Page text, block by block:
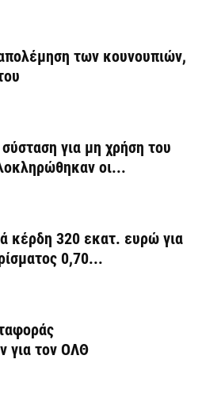
των κουνουπιών,
για μη χρήση του
οι...
κέρδη 320 εκατ. ευρώ για
0,70...
για τον ΟΛΘ